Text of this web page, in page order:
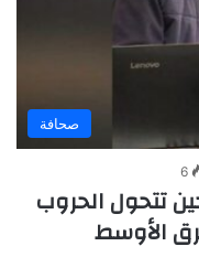
صحافة
6
تتحول الحروب
الأوسط